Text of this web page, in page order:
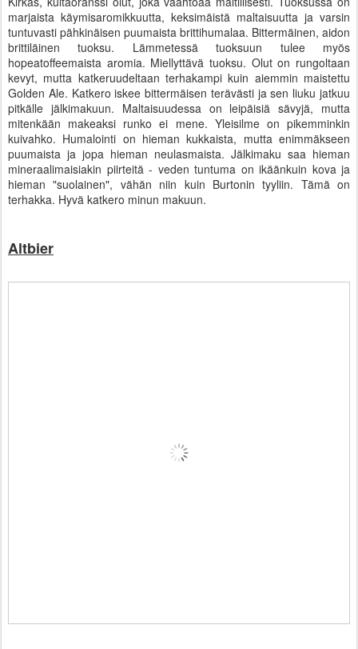
marjaista käymisaromikkuutta, keksimäistä maltaisuutta ja varsin
tuntuvasti pähkinäisen puumaista brittihumalaa. Bittermäinen, aidon
brittiläinen tuoksu. Lämmetessä tuoksuun tulee myös
hopeatoffeemaista aromia. Miellyttävä tuoksu. Olut on rungoltaan
kevyt, mutta katkeruudeltaan terhakampi kuin aiemmin maistettu
Golden Ale. Katkero iskee bittermäisen terävästi ja sen liuku jatkuu
pitkälle jälkimakuun. Maltaisuudessa on leipäisiä sävyjä, mutta
mitenkään makeaksi runko ei mene. Yleisilme on pikemminkin
kuivahko. Humalointi on hieman kukkaista, mutta enimmäkseen
puumaista ja jopa hieman neulasmaista. Jälkimaku saa hieman
mineraalimaisiakin piirteitä - veden tuntuma on ikäänkuin kova ja
hieman "suolainen", vähän niin kuin Burtonin tyyliin. Tämä on
terhakka. Hyvä katkero minun makuun.
Altbier